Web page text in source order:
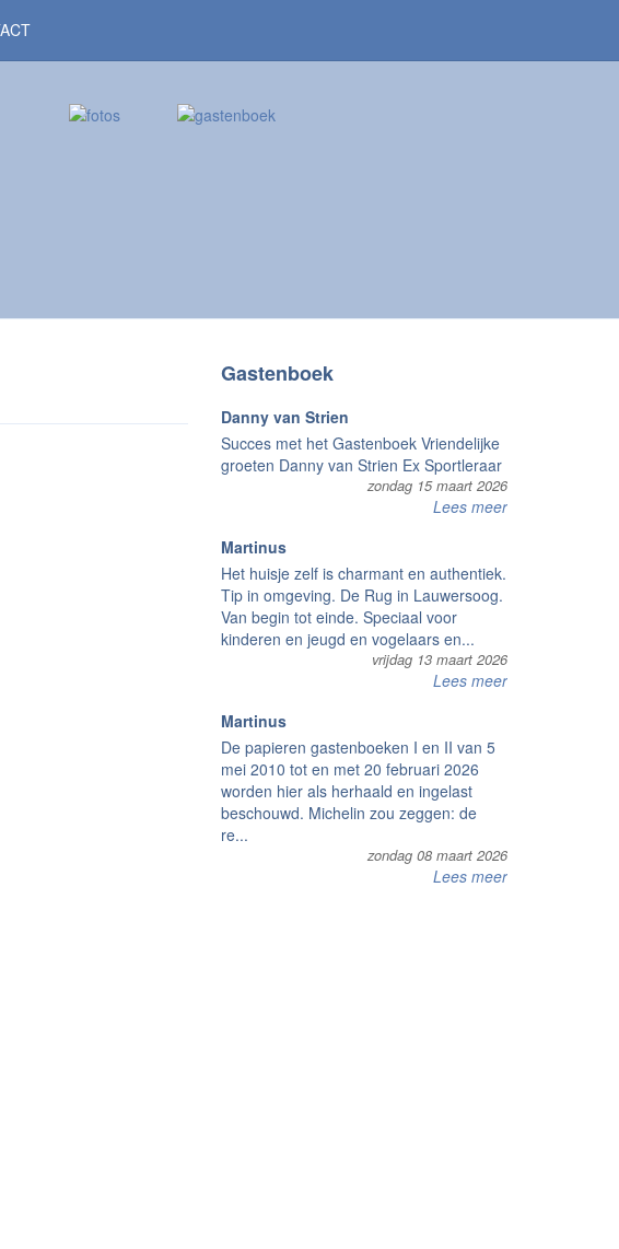
Gastenboek
Danny van Strien
Succes met het Gastenboek Vriendelijke
groeten Danny van Strien Ex Sportleraar
zondag 15 maart 2026
Lees meer
Martinus
Het huisje zelf is charmant en authentiek.
Tip in omgeving. De Rug in Lauwersoog.
Van begin tot einde. Speciaal voor
kinderen en jeugd en vogelaars en...
vrijdag 13 maart 2026
Lees meer
Martinus
De papieren gastenboeken I en II van 5
mei 2010 tot en met 20 februari 2026
worden hier als herhaald en ingelast
beschouwd. Michelin zou zeggen: de
re...
zondag 08 maart 2026
Lees meer